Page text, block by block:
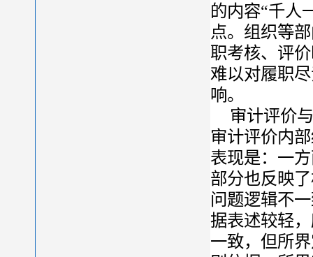
的内容“千人
点。组织等
职考核、评
难以对履职
响。
审计评价
审计评价内
表现是：一
部分也反映
问题逻辑不
据表述较轻
一致，但所